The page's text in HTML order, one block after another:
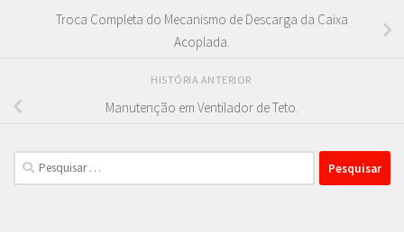
Troca Completa do Mecanismo de Descarga da Caixa
Acoplada.
HISTÓRIA ANTERIOR
Manutenção em Ventilador de Teto.
Pesquisar
por: